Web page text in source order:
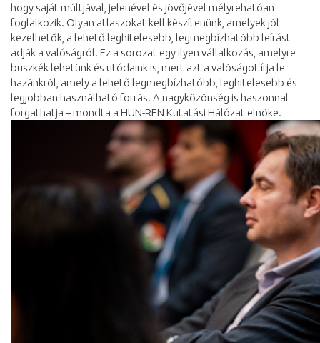
hogy saját múltjával, jelenével és jövőjével mélyrehatóan
foglalkozik. Olyan atlaszokat kell készítenünk, amelyek jól
kezelhetők, a lehető leghitelesebb, legmegbízhatóbb leírást
adják a valóságról. Ez a sorozat egy ilyen vállalkozás, amelyre
büszkék lehetünk és utódaink is, mert azt a valóságot írja le
hazánkról, amely a lehető legmegbízhatóbb, leghitelesebb és
legjobban használható forrás. A nagyközönség is haszonnal
forgathatja – mondta a HUN-REN Kutatási Hálózat elnöke.